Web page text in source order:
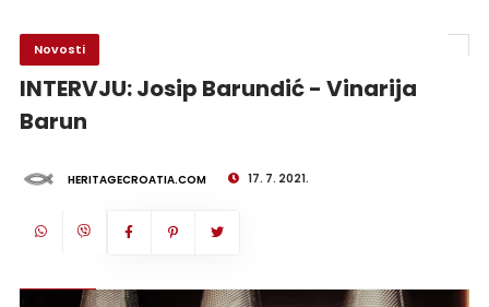
Novosti
INTERVJU: Josip Barundić - Vinarija
Barun
HERITAGECROATIA.COM 17. 7. 2021.